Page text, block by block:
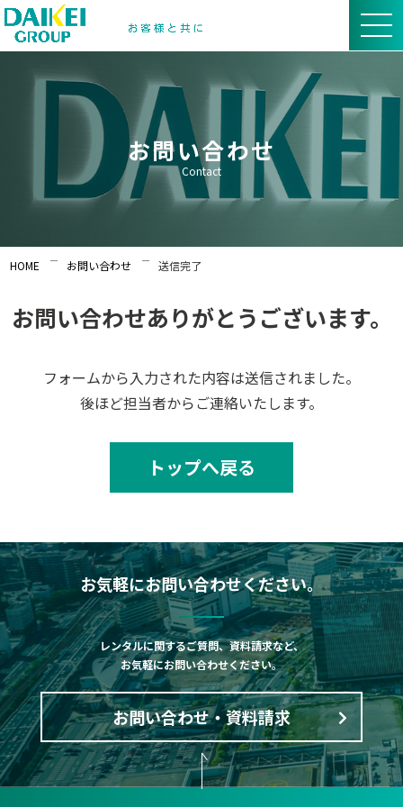
お問い合わせ
Contact
HOME お問い合わせ 送信完了
お問い合わせありがとうございます。
フォームから入力された内容は送信されました。
後ほど担当者からご連絡いたします。
トップへ戻る
お気軽にお問い合わせください。
レンタルに関するご質問、資料請求など、
お気軽にお問い合わせください。
お問い合わせ・資料請求